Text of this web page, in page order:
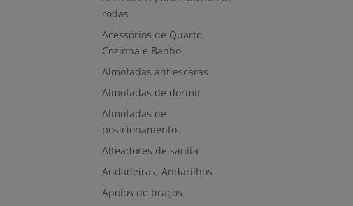
rodas
Acessórios de Quarto,
Cozinha e Banho
Almofadas antiescaras
Almofadas de dormir
Almofadas de
posicionamento
Alteadores de sanita
Andadeiras, Andarilhos
Apoios de braços